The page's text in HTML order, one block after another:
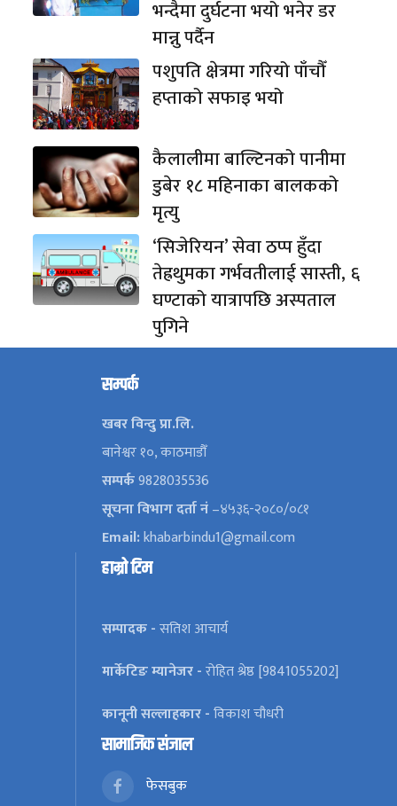
भन्दैमा दुर्घटना भयो भनेर डर
मान्नु पर्दैन
पशुपति क्षेत्रमा गरियो पाँचौँ
हप्ताको सफाइ भयो
कैलालीमा बाल्टिनको पानीमा
डुबेर १८ महिनाका बालकको
मृत्यु
‘सिजेरियन’ सेवा ठप्प हुँदा
तेह्रथुमका गर्भवतीलाई सास्ती, ६
घण्टाको यात्रापछि अस्पताल
पुगिने
सम्पर्क
खबर विन्दु प्रा.लि.
बानेश्वर १०, काठमाडौँ
सम्पर्क9828035536
सूचना विभाग दर्ता नं–४५३६-२०८०/०८१
Email:khabarbindu1@gmail.com
हाम्रो टिम
सम्पादक -सतिश आचार्य
मार्केटिङ म्यानेजर -रोहित श्रेष्ठ [9841055202]
कानूनी सल्लाहकार -विकाश चौधरी
सामाजिक संजाल
फेसबुक